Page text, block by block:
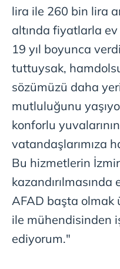
lira ile 260 bin lira
altında fiyatlarla ev
19 yıl boyunca
tuttuysak,
sözümüzü daha
mutluluğunu
konforlu
vatandaşlarımıza
Bu hizmetlerin
AFAD başta olmak
ile mühendisinden
ediyorum."